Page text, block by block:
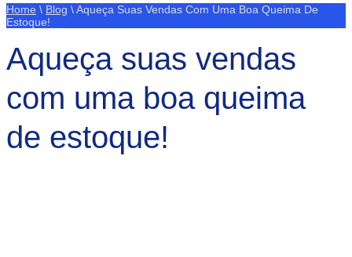
Home \ Blog \Aqueça Suas Vendas Com Uma Boa Queima De
Estoque!
Aqueça suas vendas
com uma boa queima
de estoque!